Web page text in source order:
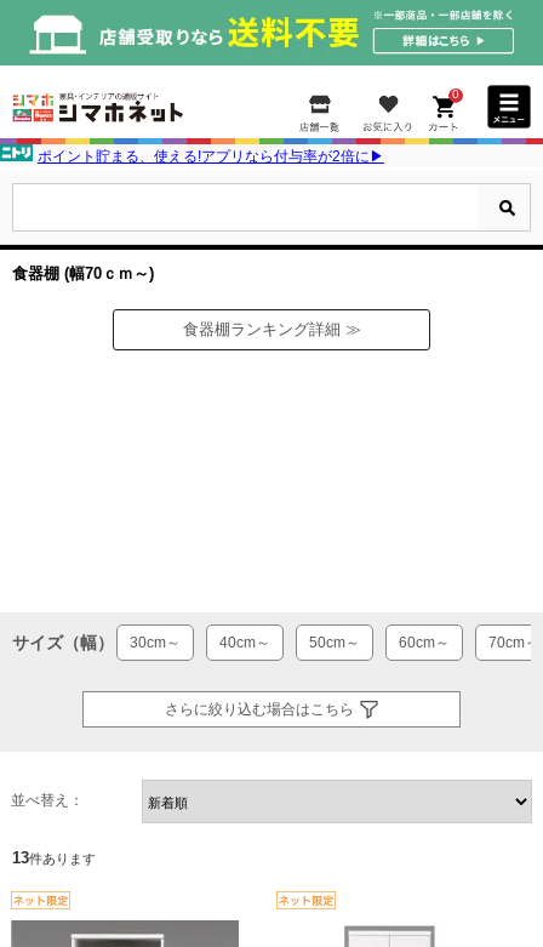
0
ポイント貯まる、使える!アプリなら付与率が2倍に▶
食器棚 (幅70ｃｍ～)
食器棚ランキング詳細 ≫
サイズ（幅） 30cm～ 40cm～ 50cm～ 60cm～ 70cm～
さらに絞り込む場合はこちら
並べ替え：
13件あります